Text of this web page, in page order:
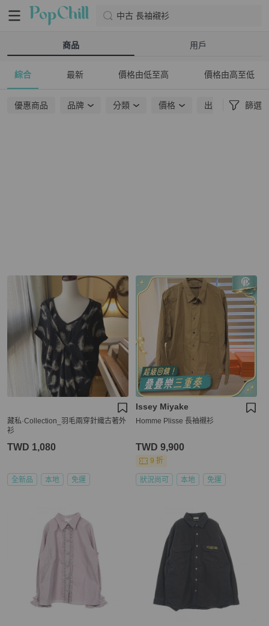
中古 長袖襯衫
商品 用戶
綜合 最新 價格由低至高 價格由高至低
優惠商品 品牌 分類 價格 出貨地點 篩選
藏私·Collection_羽毛兩穿針織古著外
衫
TWD 1,080
全新品 本地 免運
Issey Miyake
Homme Plisse 長袖襯衫
TWD 9,900
9 折
狀況尚可 本地 免運